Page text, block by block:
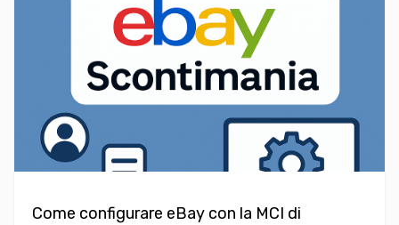
Come configurare eBay con la MCI di